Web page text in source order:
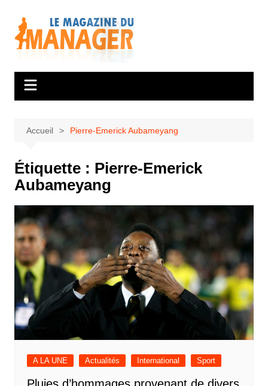
contenu
Accueil Pierre-Emerick Aubameyang
Étiquette : Pierre-Emerick
Aubameyang
A LA UNE Actualités International Sport